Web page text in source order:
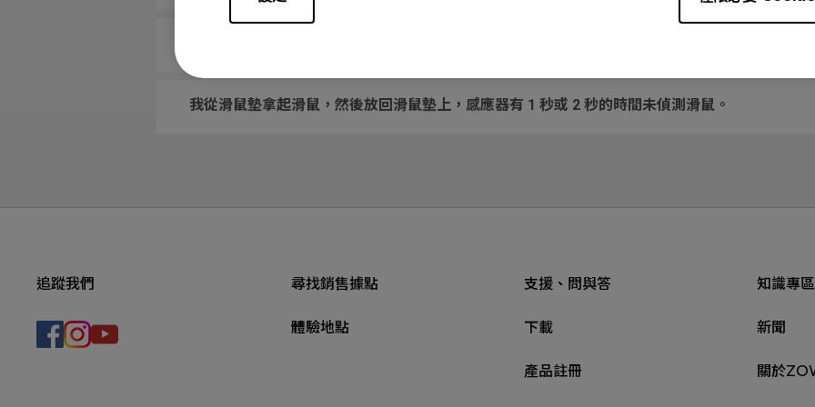
我從滑鼠墊拿起滑鼠，然後放回滑鼠墊上，感應器有 1 秒或 2 秒的時間未偵測滑鼠。
追蹤我們 尋找銷售據點
體驗地點
支援、問與答
下載
產品註冊
知識專區
新聞
關於